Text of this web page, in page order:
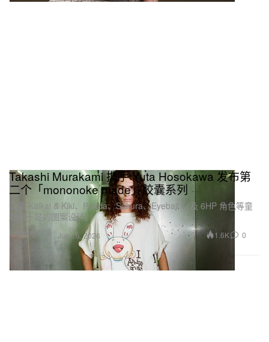
Fashion 时装
Takashi Murakami 携手 Yuta Hosokawa 发布第
二个「mononoke made」胶囊系列
汇集 Kaikai & Kiki、Panda、Sakura、Eyeball 以及 6HP 角色等童
趣感十足的图案设计。
Jun 16, 2026 1.6K 0